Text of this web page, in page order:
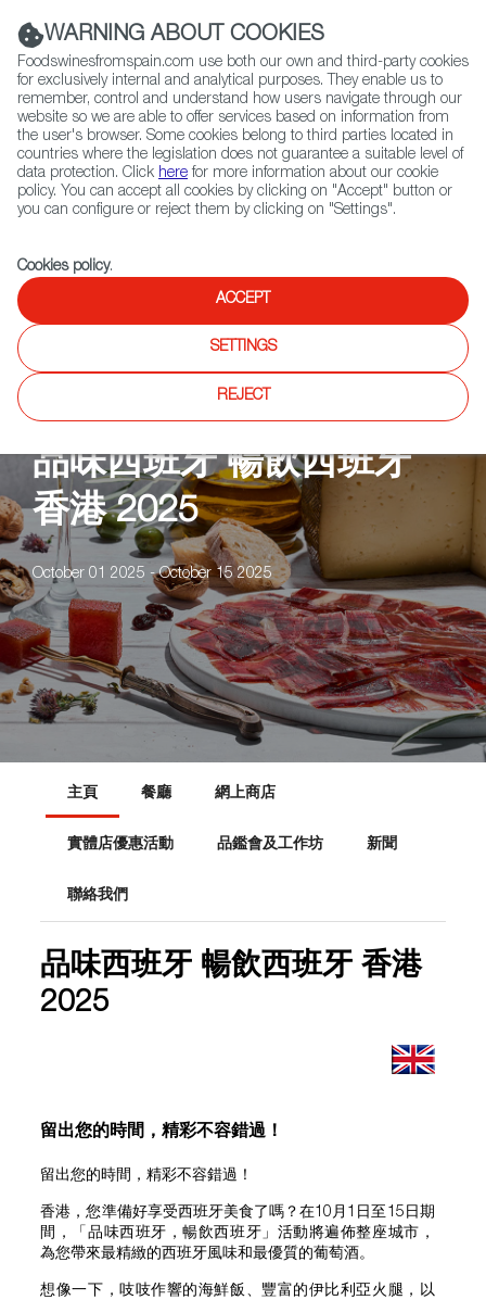
(+34) 913 497 100 |
Contact FWS Worldwide
Search
Home Upcoming Events 品味西班牙 暢飲西班牙 香港 2025
品味西班牙 暢飲西班牙
香港 2025
October 01 2025 - October 15 2025
主頁 餐廳 網上商店
實體店優惠活動 品鑑會及工作坊 新聞
聯絡我們
品味西班牙 暢飲西班牙 香港
2025
留出您的時間，精彩不容錯過！
留出您的時間，精彩不容錯過！
香港，您準備好享受西班牙美食了嗎？在10月1日至15日期
間，「品味西班牙，暢飲西班牙」活動將遍佈整座城市，
為您帶來最精緻的西班牙風味和最優質的葡萄酒。
想像一下，吱吱作響的海鮮飯、豐富的伊比利亞火腿，以
WARNING ABOUT COOKIES
Foodswinesfromspain.com use both our own and third-party cookies
for exclusively internal and analytical purposes. They enable us to
remember, control and understand how users navigate through our
website so we are able to offer services based on information from
the user's browser. Some cookies belong to third parties located in
countries where the legislation does not guarantee a suitable level of
data protection. Click here for more information about our cookie
policy. You can accept all cookies by clicking on "Accept" button or
you can configure or reject them by clicking on "Settings".
Cookies policy.
ACCEPT
SETTINGS
REJECT